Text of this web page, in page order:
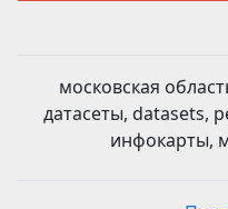
московская
датасеты, datasets,
инфокарты,